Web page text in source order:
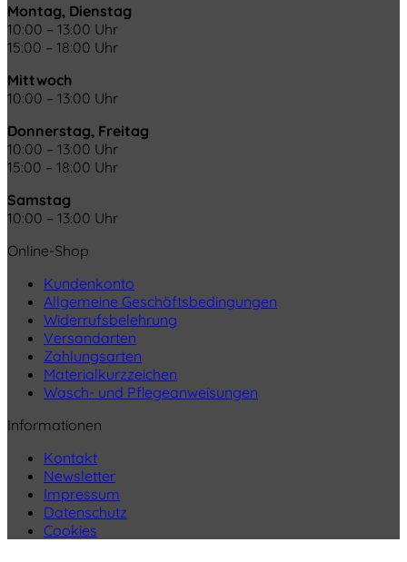
Montag, Dienstag
10:00 – 13:00 Uhr
15:00 – 18:00 Uhr
Mittwoch
10:00 – 13:00 Uhr
Donnerstag, Freitag
10:00 – 13:00 Uhr
15:00 – 18:00 Uhr
Samstag
10:00 – 13:00 Uhr
Online-Shop
Kundenkonto
Allgemeine Geschäftsbedingungen
Widerrufsbelehrung
Versandarten
Zahlungsarten
Materialkurzzeichen
Wasch- und Pflegeanweisungen
Informationen
Kontakt
Newsletter
Impressum
Datenschutz
Cookies